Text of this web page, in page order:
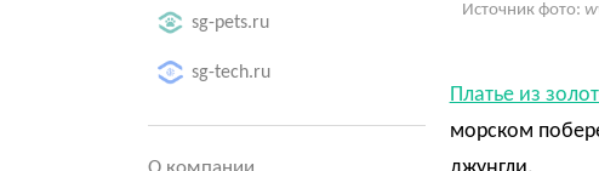
sg-pets.ru
sg-tech.ru
Источник фото:
Платье из
морском